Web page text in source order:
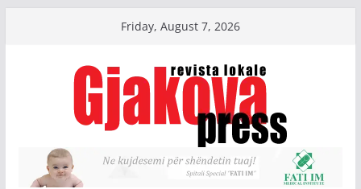
Friday, August 7, 2026